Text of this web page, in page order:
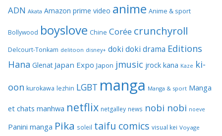
ADN Akata Amazon prime video anime Anime & sport
Bollywood boyslove Chine Corée crunchyroll
Delcourt-Tonkam delitoon disney+ doki doki drama Editions
Hana Glenat Japan Expo Japon jmusic jrock kana Kaze ki-
oon kurokawa lezhin LGBT manga Manga & sport Manga
et chats manhwa netflix netgalley news nobi nobi noeve
Panini manga Pika soleil taifu comics visual kei Voyage